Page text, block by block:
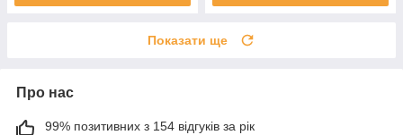
Показати ще
Про нас
99% позитивних з 154 відгуків за рік